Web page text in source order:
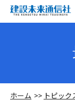
ホーム トピック